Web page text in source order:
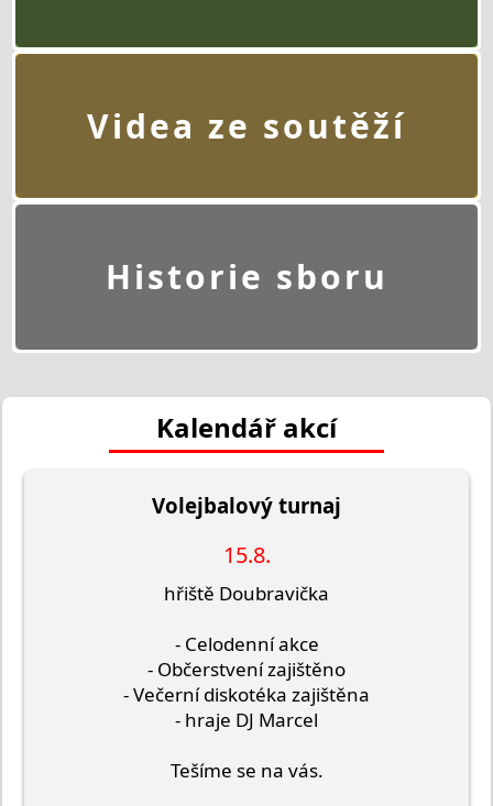
Videa ze soutěží
Historie sboru
Kalendář akcí
Volejbalový turnaj
15.8.
hřiště Doubravička
- Celodenní akce
- Občerstvení zajištěno
- Večerní diskotéka zajištěna
- hraje DJ Marcel
Tešíme se na vás.